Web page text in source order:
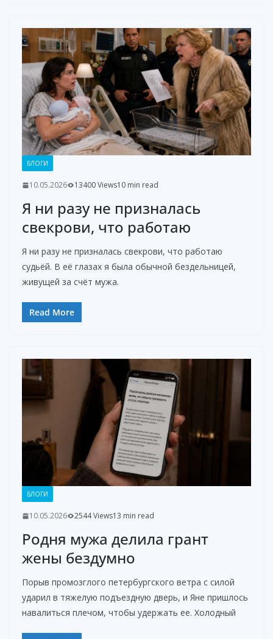
БЛОГИ
10.05.2026 13400 Views10 min read
Я ни разу не призналась
свекрови, что работаю
Я ни разу не призналась свекрови, что работаю
судьёй. В её глазах я была обычной бездельницей,
живущей за счёт мужа.
Read More
БЛОГИ
10.05.2026 2544 Views13 min read
Родня мужа делила грант
жены бездумно
Порыв промозглого петербургского ветра с силой
ударил в тяжелую подъездную дверь, и Яне пришлось
навалиться плечом, чтобы удержать ее. Холодный